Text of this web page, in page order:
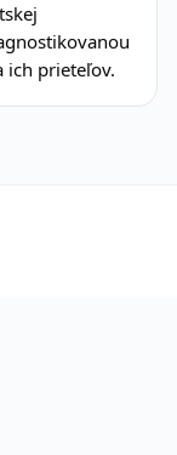
ich prieteľov.